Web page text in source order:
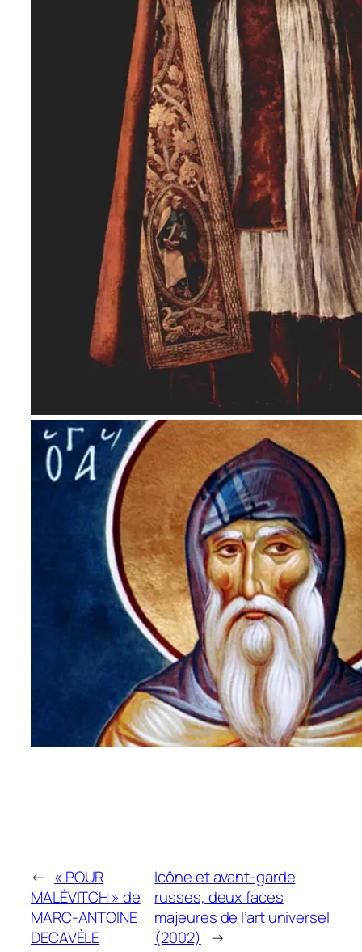
← « POUR
MALÉVITCH » de
MARC-ANTOINE
DECAVÈLE
Icône et avant-garde
russes, deux faces
majeures de l’art universel
(2002) →